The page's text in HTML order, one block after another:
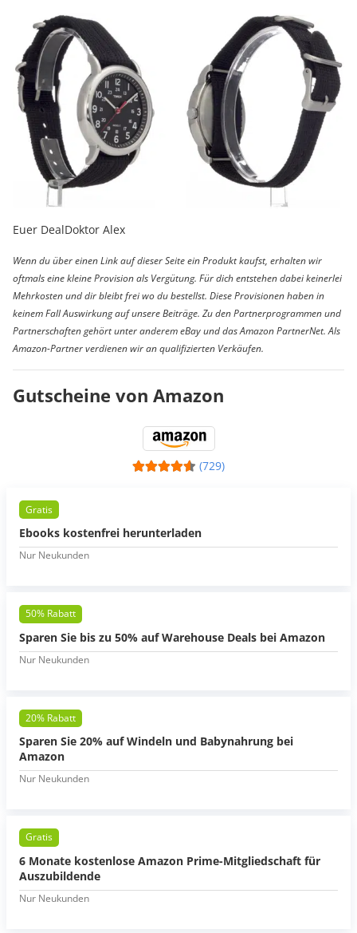
Euer DealDoktor Alex
Wenn du über einen Link auf dieser Seite ein Produkt kaufst, erhalten wir
oftmals eine kleine Provision als Vergütung. Für dich entstehen dabei keinerlei
Mehrkosten und dir bleibt frei wo du bestellst. Diese Provisionen haben in
keinem Fall Auswirkung auf unsere Beiträge. Zu den Partnerprogrammen und
Partnerschaften gehört unter anderem eBay und das Amazon PartnerNet. Als
Amazon-Partner verdienen wir an qualifizierten Verkäufen.
Gutscheine von Amazon
(729)
Gratis
Ebooks kostenfrei herunterladen
Nur Neukunden
50% Rabatt
Sparen Sie bis zu 50% auf Warehouse Deals bei Amazon
Nur Neukunden
20% Rabatt
Sparen Sie 20% auf Windeln und Babynahrung bei
Amazon
Nur Neukunden
Gratis
6 Monate kostenlose Amazon Prime-Mitgliedschaft für
Auszubildende
Nur Neukunden